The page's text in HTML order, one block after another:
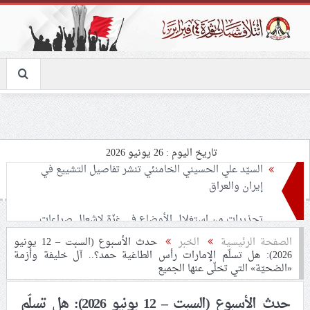
تاريخ اليوم : 26 يونيو 2026
تحذيرات من استغلال الأوضاع في غزّة لإشعال صراعات
ملفّ إنسانيّ مؤلم.. الأسيرات الفلسطينيّات بين القمع
والإهمال الطبي
55 مأتمًا وحسينيّة يعترضون على الإجراءات القمعيّة للنظام
الصفحة الرئيسية الخبر حدث الأسبوع (السبت – 12 يونيو
2026): هل تسلّم الإمارات رأس الطاغية حمد؟.. آل خليفة وأزمة
«الضحيّة» التي تخلّى عنها الجميع
حدث الأسبوع (السبت – 12 يونيو 2026): هل تسلّم